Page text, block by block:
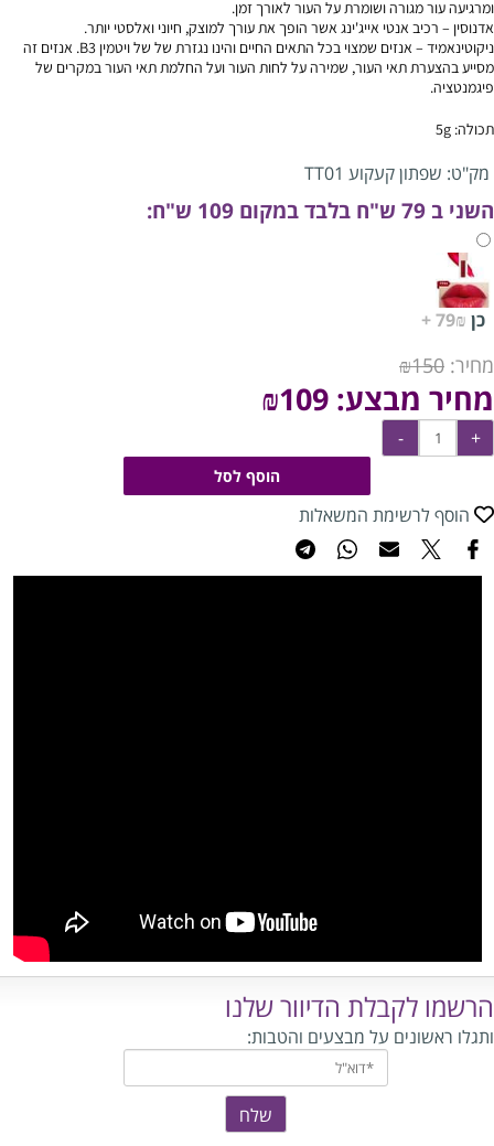
ומרגיעה עור מגורה ושומרת על העור לאורך זמן.
אדנוסין – רכיב אנטי אייג'ינג אשר הופך את עורך למוצק, חיוני ואלסטי יותר.
ניקוטינאמיד – אנזים שמצוי בכל התאים החיים והינו נגזרת של של ויטמין B3. אנזים זה
מסייע בהצערת תאי העור, שמירה על לחות העור ועל החלמת תאי העור במקרים של
פיגמנטציה.
תכולה: 5g
מק"ט: שפתון קעקוע TT01
השני ב 79 ש"ח בלבד במקום 109 ש"ח:
כן 79₪ +
מחיר: ₪150
מחיר מבצע: ₪109
הוסף לסל
הוסף לרשימת המשאלות
הרשמו לקבלת הדיוור שלנו
ותגלו ראשונים על מבצעים והטבות: